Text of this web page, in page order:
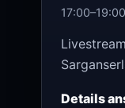
Details